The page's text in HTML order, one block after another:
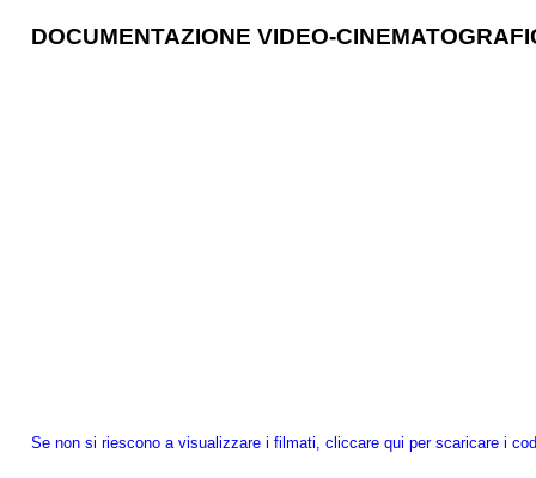
DOCUMENTAZIONE VIDEO-
Se non si riescono a visualizzare i filmati, cliccare qui per scaricare i